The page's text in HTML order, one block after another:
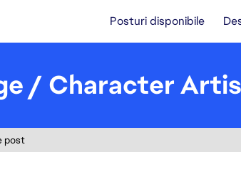
Posturi disponibile
/ Character
post